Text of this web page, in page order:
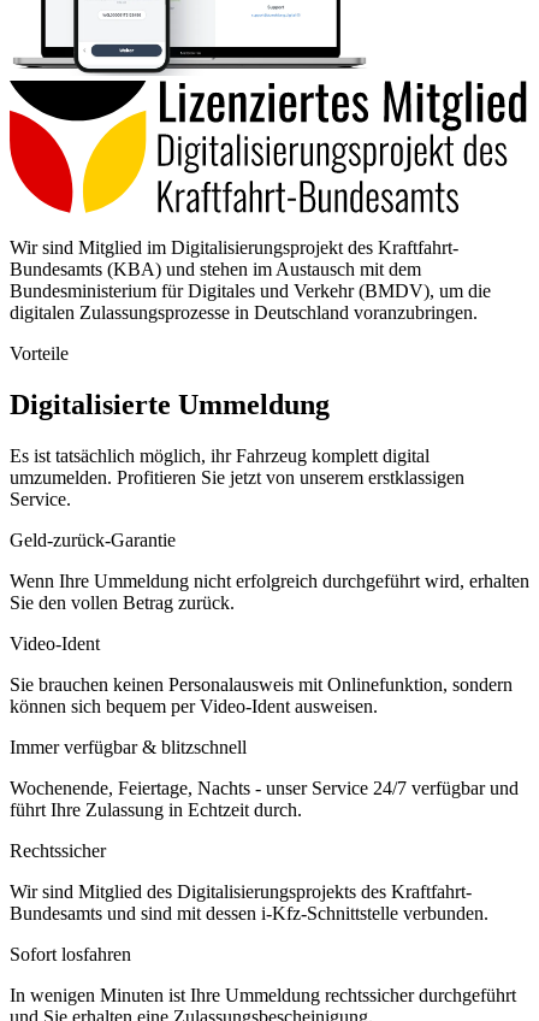
Wir sind Mitglied im Digitalisierungsprojekt des Kraftfahrt-
Bundesamts (KBA) und stehen im Austausch mit dem
Bundesministerium für Digitales und Verkehr (BMDV), um die
digitalen Zulassungsprozesse in Deutschland voranzubringen.
Vorteile
Digitalisierte Ummeldung
Es ist tatsächlich möglich, ihr Fahrzeug komplett digital
umzumelden. Profitieren Sie jetzt von unserem erstklassigen
Service.
Geld-zurück-Garantie
Wenn Ihre Ummeldung nicht erfolgreich durchgeführt wird, erhalten
Sie den vollen Betrag zurück.
Video-Ident
Sie brauchen keinen Personalausweis mit Onlinefunktion, sondern
können sich bequem per Video-Ident ausweisen.
Immer verfügbar & blitzschnell
Wochenende, Feiertage, Nachts - unser Service 24/7 verfügbar und
führt Ihre Zulassung in Echtzeit durch.
Rechtssicher
Wir sind Mitglied des Digitalisierungsprojekts des Kraftfahrt-
Bundesamts und sind mit dessen i-Kfz-Schnittstelle verbunden.
Sofort losfahren
In wenigen Minuten ist Ihre Ummeldung rechtssicher durchgeführt
und Sie erhalten eine Zulassungsbescheinigung.